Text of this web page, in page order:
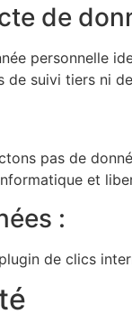
de
personnelle
de suivi tiers ni
pas de
et
:
de clics